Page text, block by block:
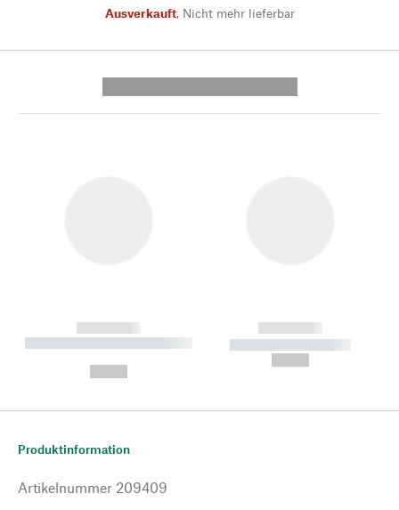
Ausverkauft, Nicht mehr lieferbar
------------
----------- ----------- --------
------------
----------- -----------
Produktinformation
Artikelnummer 209409